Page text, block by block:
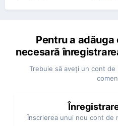
Pentru a
necesară
Trebuie să aveţi un cont
Înscrierea unui nou cont de